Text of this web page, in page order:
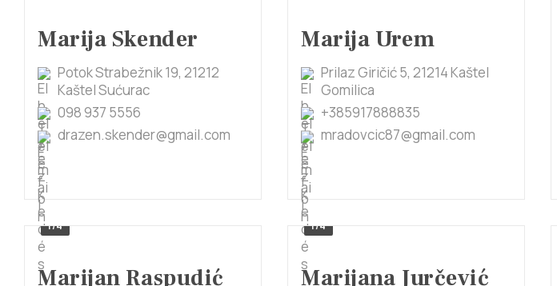
Marija Skender
Potok Strabežnik 19, 21212
Kaštel Sućurac
098 937 5556
drazen.skender@gmail.com
Marija Urem
Prilaz Giričić 5, 21214 Kaštel
Gomilica
+385917888835
mradovcic87@gmail.com
1/4
Marijan Raspudić
1/4
Marijana Jurčević